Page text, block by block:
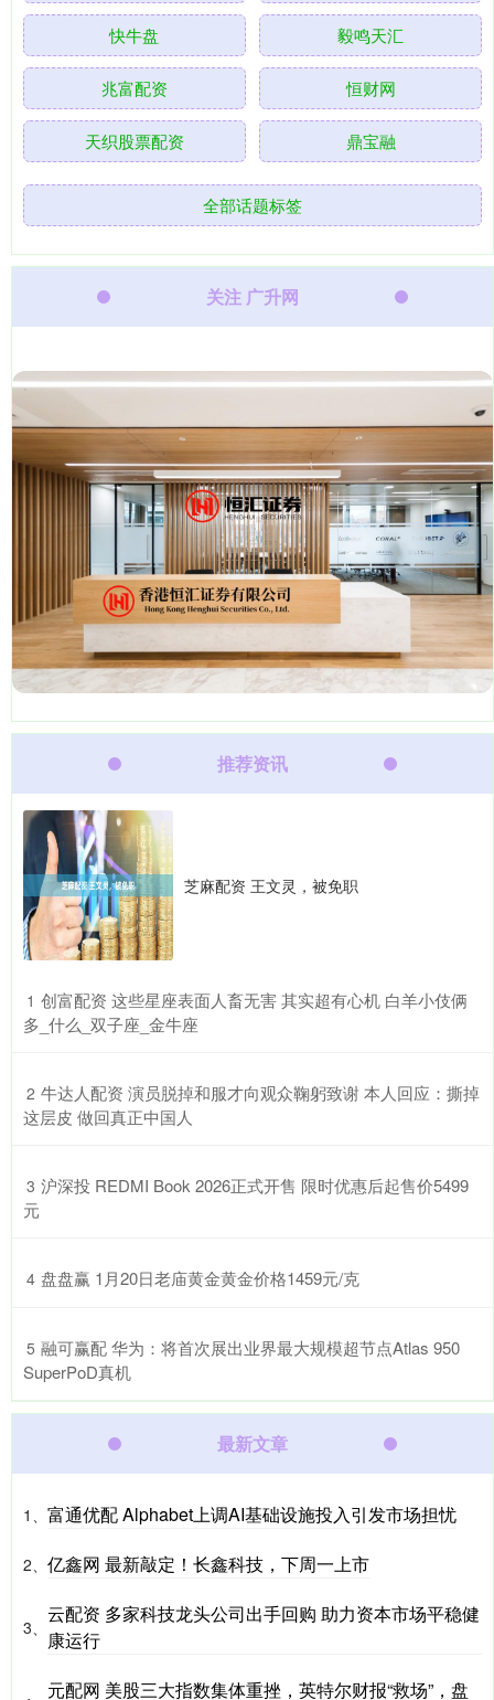
快牛盘 毅鸣天汇
兆富配资 恒财网
天织股票配资 鼎宝融
全部话题标签
关注 广升网
推荐资讯
芝麻配资 王文灵，被免职
1 ​创富配资 这些星座表面人畜无害 其实超有心机 白羊小伎俩
多_什么_双子座_金牛座
2 ​牛达人配资 演员脱掉和服才向观众鞠躬致谢 本人回应：撕掉
这层皮 做回真正中国人
3 ​沪深投 REDMI Book 2026正式开售 限时优惠后起售价5499
元
4 ​盘盘赢 1月20日老庙黄金黄金价格1459元/克
5 ​融可赢配 华为：将首次展出业界最大规模超节点Atlas 950
SuperPoD真机
最新文章
1、 富通优配 Alphabet上调AI基础设施投入引发市场担忧
2、 亿鑫网 最新敲定！长鑫科技，下周一上市
3、
云配资 多家科技龙头公司出手回购 助力资本市场平稳健
康运行
元配网 美股三大指数集体重挫，英特尔财报“救场”，盘